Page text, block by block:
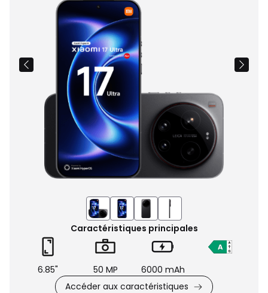
Images
du
produit
Caractéristiques principales
6.85" 50 MP
6000 mAh
Accéder aux caractéristiques